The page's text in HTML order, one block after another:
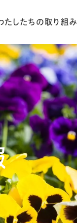
たしたちの取り組み